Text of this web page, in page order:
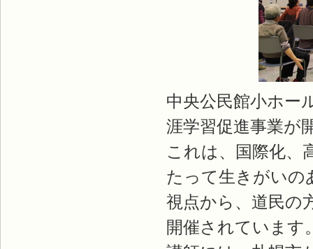
中央公民館小ホー
涯学習促進事業が
これは、国際化、
たって生きがいの
視点から、道民の
開催されています